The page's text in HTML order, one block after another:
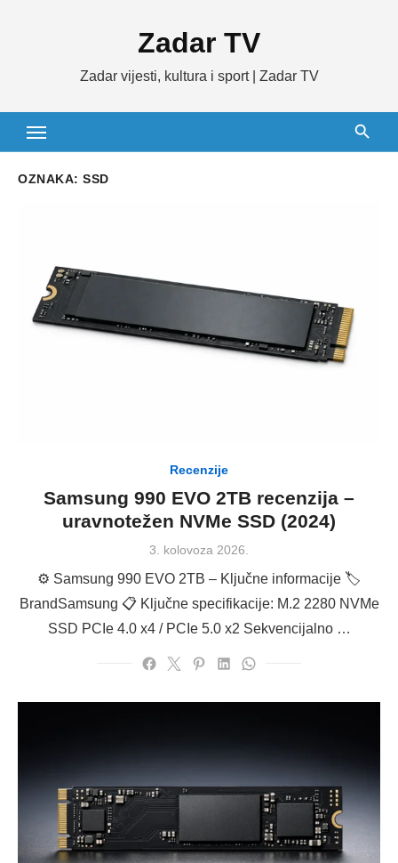
Zadar TV
Zadar vijesti, kultura i sport | Zadar TV
OZNAKA: SSD
Recenzije
Samsung 990 EVO 2TB recenzija –
uravnotežen NVMe SSD (2024)
Posted
3. kolovoza 2026.
⚙️ Samsung 990 EVO 2TB – Ključne informacije 🏷
BrandSamsung 📋 Ključne specifikacije: M.2 2280 NVMe
SSD PCIe 4.0 x4 / PCIe 5.0 x2 Sekvencijalno …